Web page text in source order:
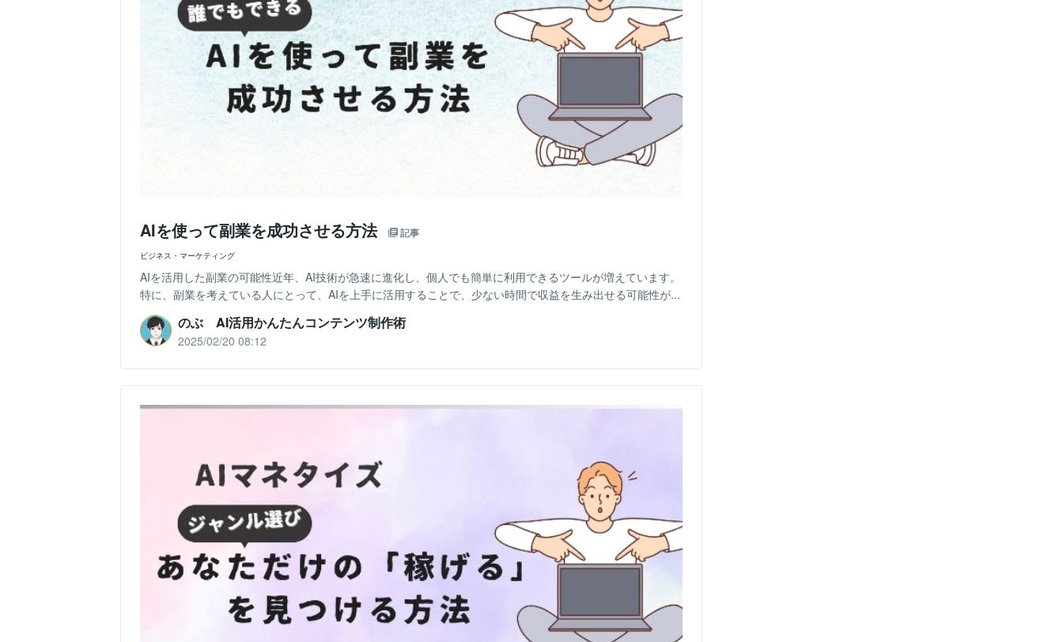
AIを使って副業を成功させる方法 記事
ビジネス・マーケティング
AIを活用した副業の可能性近年、AI技術が急速に進化し、個人でも簡単に利用できるツールが増えています。
特に、副業を考えている人にとって、AIを上手に活用することで、少ない時間で収益を生み出せる可能性が...
のぶ AI活用かんたんコンテンツ制作術
2025/02/20 08:12